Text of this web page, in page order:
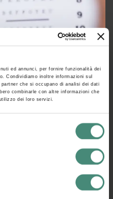
ed annunci, per fornire funzionalità dei
Condividiamo inoltre informazioni sul
che si occupano di analisi dei dati
combinarle con altre informazioni che
dei loro servizi.